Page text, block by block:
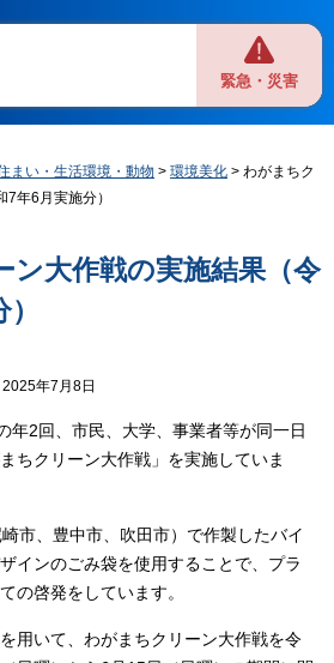
緊急・災害
まい・生活環境・動物 >環境美化 > わがまちク
年6月実施分）
ン大作戦の実施結果（令
年7月8日
2回、市民、大学、事業者等が同一日
ちクリーン大作戦」を実施していま
市、豊中市、吹田市）で作製したバイ
インのごみ袋を使用することで、プラ
の啓発をしています。
用いて、わがまちクリーン大作戦を令